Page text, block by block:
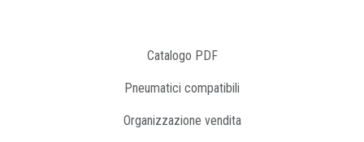
Catalogo PDF
Pneumatici compatibili
Organizzazione vendita